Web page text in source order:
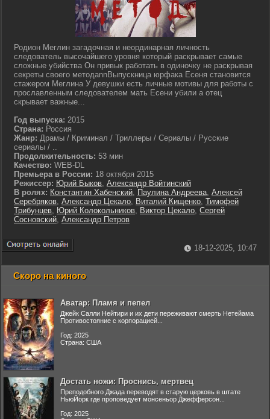
Родион Меглин загадочная и неординарная личность
следователь высочайшего уровня который раскрывает самые
сложные убийства Он привык работать в одиночку не раскрывая
секреты своего методаnnВыпускница юрфака Есеня становится
стажером Меглина У девушки есть личные мотивы для работы с
прославленным следователем мать Есени убили а отец
скрывает важные...
Год выпуска: 2015
Страна: Россия
Жанр: Драмы / Криминал / Триллеры / Сериалы / Русские
сериалы / ..
Продолжительность: 53 мин
Качество: WEB-DL
Премьера в России: 18 октября 2015
Режиссер: Юрий Быков, Александр Войтинский
В ролях: Константин Хабенский, Паулина Андреева, Алексей
Серебряков, Александр Цекало, Виталий Кищенко, Тимофей
Трибунцев, Юрий Колокольников, Виктор Цекало, Сергей
Сосновский, Александр Петров
18-12-2025, 10:47
Скоро на киного
Аватар: Пламя и пепел
Джейк Салли Нейтири и их дети переживают смерть Нетейама
Противостояние с корпорацией...
Год: 2025
Страна: США
Достать ножи: Проснись, мертвец
Преподобного Джада переводят в старую церковь в штате
НьюЙорк где проповедует монсеньор Джефферсон...
Год: 2025